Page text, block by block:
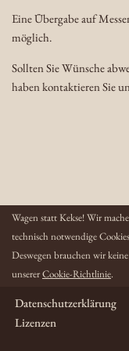
Eine Übergabe auf
möglich.
Sollten Sie Wünsche
haben kontaktieren Sie
Wagen statt Kekse! Wir
technisch notwendige
Deswegen brauchen wir
unsererCookie-Richtlinie.
Datenschutzerklärung
Lizenzen